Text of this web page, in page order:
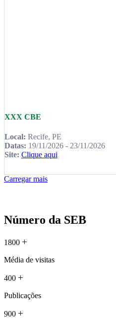
XXX CBE
Local: Recife, PE
Datas: 19/11/2026 - 23/11/2026
Site: Clique aqui
Carregar mais
Número da SEB
1800 +
Média de visitas
400 +
Publicações
900 +